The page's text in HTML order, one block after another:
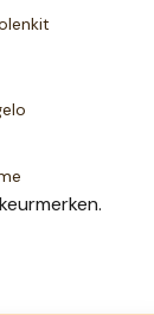
keurmerken.